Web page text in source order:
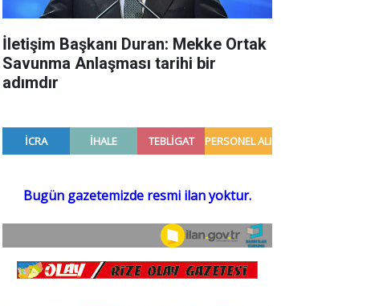
İletişim Başkanı Duran: Mekke Ortak
Savunma Anlaşması tarihi bir
adımdır